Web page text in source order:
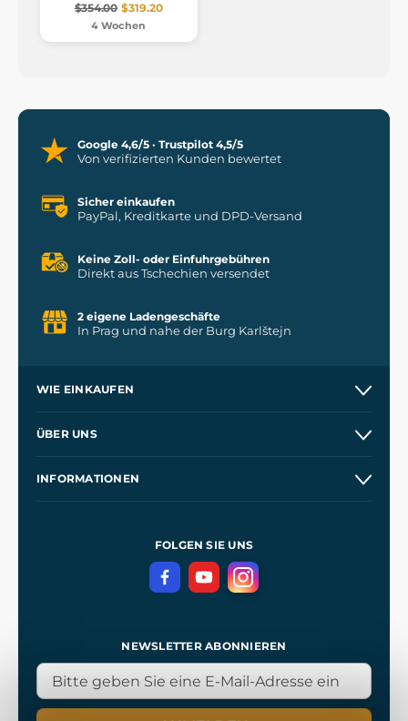
$354.00 $319.20
4 Wochen
Google 4,6/5 · Trustpilot 4,5/5
Von verifizierten Kunden bewertet
Sicher einkaufen
PayPal, Kreditkarte und DPD-Versand
Keine Zoll- oder Einfuhrgebühren
Direkt aus Tschechien versendet
2 eigene Ladengeschäfte
In Prag und nahe der Burg Karlštejn
WIE EINKAUFEN
Kontakt
ÜBER UNS
INFORMATIONEN
DatenschutzerklärungFOLGEN SIE UNS
NEWSLETTER ABONNIEREN